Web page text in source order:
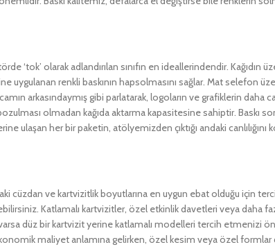
‘tok’ olarak adlandırılan sınıfın en ideallerindendir.
uygulanan renkli baskının hapsolmasını sağlar. Mat selefon
arkasındaymış gibi parlatarak, logoların ve grafiklerin
olmadan kağıda aktarma kapasitesine sahiptir. Baskı
ulaşan her bir paketin, atölyemizden çıktığı andaki canlılığını
cüzdan ve kartvizitlik boyutlarına en uygun ebat olduğu için
Katlamalı kartvizitler, özel etkinlik davetleri veya daha
düz bir kartvizit yerine katlamalı modelleri tercih etmenizi
maliyet anlamına gelirken, özel kesim veya özel